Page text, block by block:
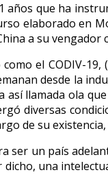
años que ha
elaborado en
a su vengador
el CODIV-
desde la
así llamada ola
diversas
de su
ser un país
una